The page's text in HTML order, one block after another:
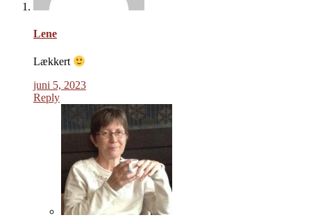
Lene
Lækkert
juni 5, 2023
Reply